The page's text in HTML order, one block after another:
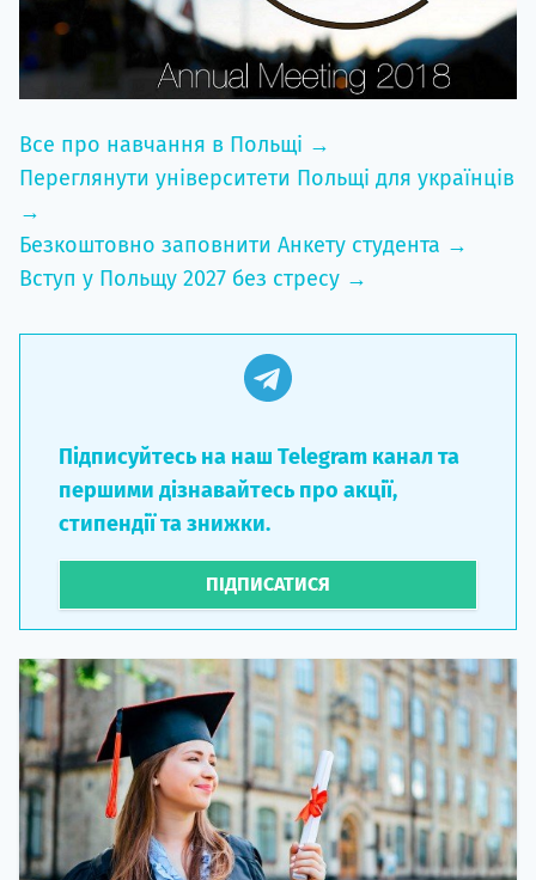
Все про навчання в Польщі →
Переглянути університети Польщі для українців
→
Безкоштовно заповнити Анкету студента →
Вступ у Польщу 2027 без стресу →
Підписуйтесь на наш Telegram канал та
першими дізнавайтесь про акції,
стипендії та знижки.
ПІДПИСАТИСЯ